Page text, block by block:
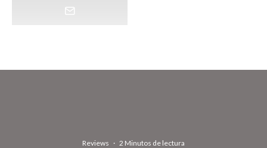
Reviews · 2 Minutos de lectura